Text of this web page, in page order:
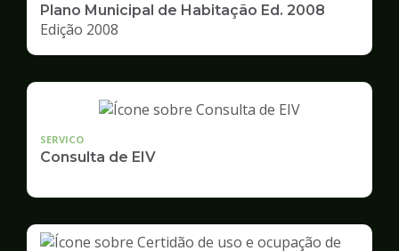
Plano Municipal de Habitação Ed. 2008
Edição 2008
SERVICO
Consulta de EIV